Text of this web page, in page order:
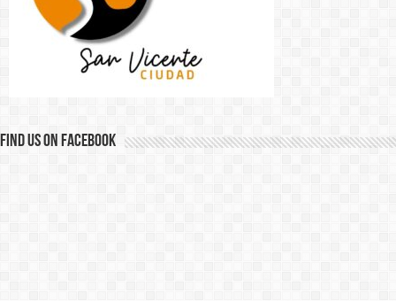
Find us on Facebook